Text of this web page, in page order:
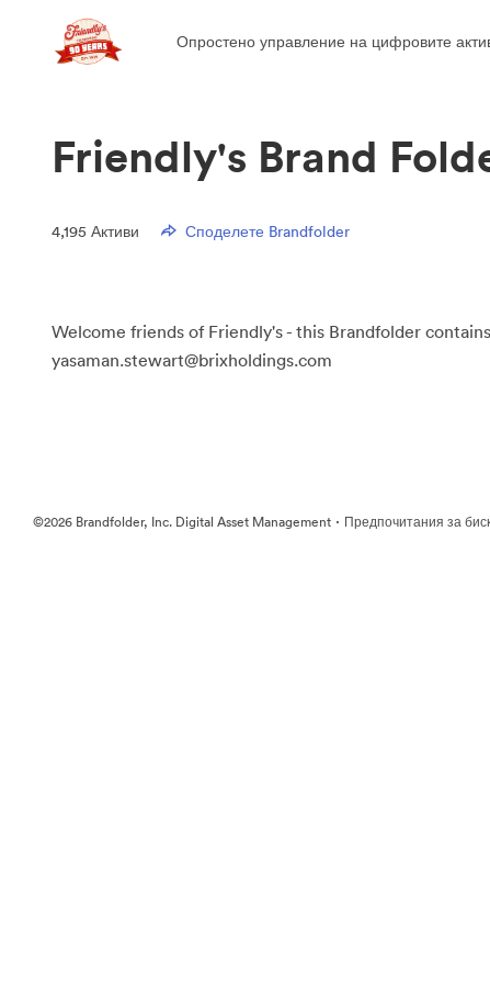
Опростено управление на цифровите
Friendly's Brand
4,195 Активи Споделете Brandfolder
Welcome friends of Friendly's - this Brandfolder
yasaman.stewart@brixholdings.com
©2026 Brandfolder, Inc. Digital Asset Management · Предпочитания за